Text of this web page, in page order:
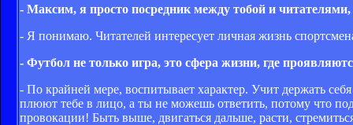
- Максим, я просто посредник между тобой и читателями,
- Я понимаю. Читателей интересует личная жизнь
- Футбол не только игра, это сфера жизни, где
- По крайней мере, воспитывает характер. Учит держать
плюют тебе в лицо, а ты не можешь ответить, потому что
провокации! Быть выше, двигаться дальше, расти,